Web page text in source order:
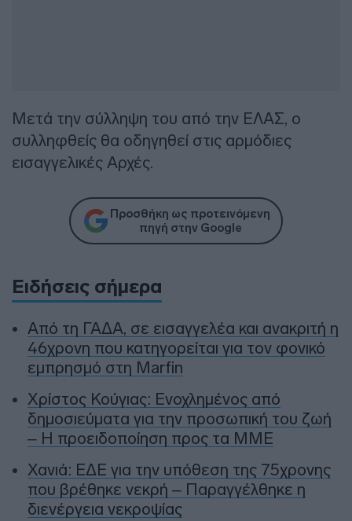
Μετά την σύλληψη του από την ΕΛΑΣ, ο
συλληφθείς θα οδηγηθεί στις αρμόδιες
εισαγγελικές Αρχές.
Προσθήκη ως προτεινόμενη
πηγή στην Google
Ειδήσεις σήμερα
Από τη ΓΑΔΑ, σε εισαγγελέα και ανακριτή η
46χρονη που κατηγορείται για τον φονικό
εμπρησμό στη Marfin
Χρίστος Κούγιας: Ενοχλημένος από
δημοσιεύματα για την προσωπική του ζωή
– Η προειδοποίηση προς τα ΜΜΕ
Χανιά: ΕΔΕ για την υπόθεση της 75χρονης
που βρέθηκε νεκρή – Παραγγέλθηκε η
διενέργεια νεκροψίας